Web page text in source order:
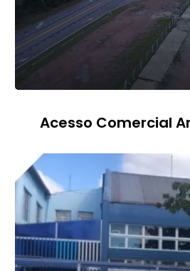
Acesso Comercial